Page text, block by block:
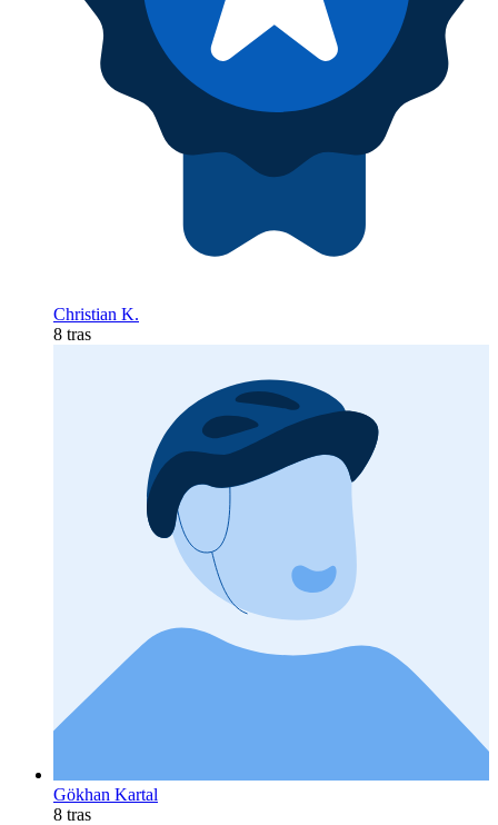
Christian K.
8 tras
Gökhan Kartal
8 tras